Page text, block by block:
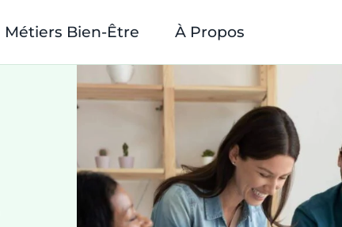
Métiers Bien-Être À Propos